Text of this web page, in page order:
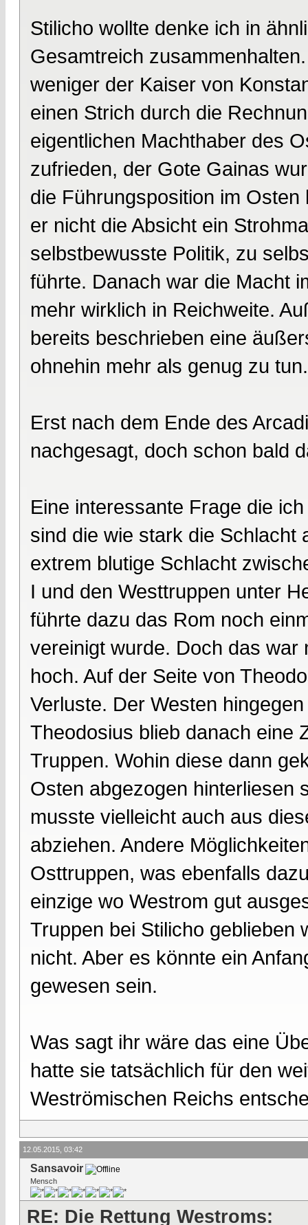
Stilicho wollte denke ich in
Gesamtreich
weniger der Kaiser von
einen Strich durch die
eigentlichen Machthaber des
zufrieden, der Gote Gainas
die Führungsposition im
er nicht die Absicht ein
selbstbewusste Politik, zu
führte. Danach war die Macht
mehr wirklich in Reichweite.
bereits beschrieben eine
ohnehin mehr als genug zu tun.
Erst nach dem Ende des
nachgesagt, doch schon bald
Eine interessante Frage die
sind die wie stark die Schlacht
extrem blutige Schlacht
I und den Westtruppen unter
führte dazu das Rom noch
vereinigt wurde. Doch das war
hoch. Auf der Seite von
Verluste. Der Westen
Theodosius blieb danach eine
Truppen. Wohin diese dann
Osten abgezogen hinterliesen
musste vielleicht auch aus
abziehen. Andere
Osttruppen, was ebenfalls
einzige wo Westrom gut
Truppen bei Stilicho geblieben
nicht. Aber es könnte ein
gewesen sein.
Was sagt ihr wäre das eine
hatte sie tatsächlich für den
Weströmischen Reichs
12.05.2015, 03:42
Sansavoir
Mensch
RE: Die Rettung Westroms: